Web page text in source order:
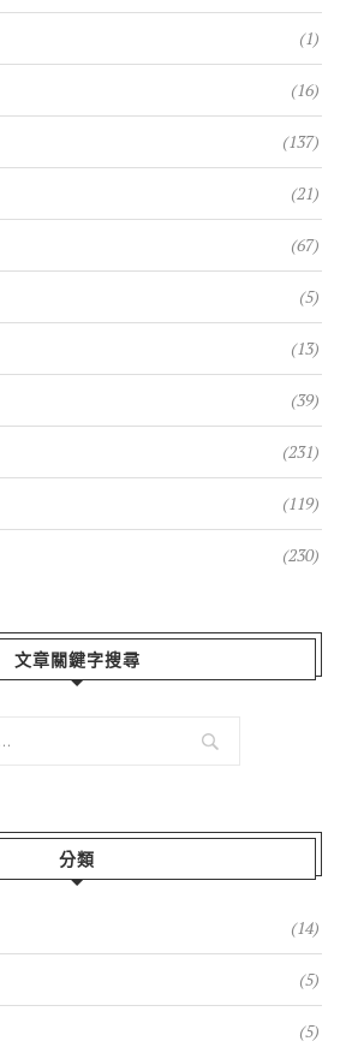
(1)
(16)
(137)
(21)
(67)
(5)
(13)
(39)
(231)
(119)
(230)
文章關鍵字搜尋
分類
(14)
(5)
(5)